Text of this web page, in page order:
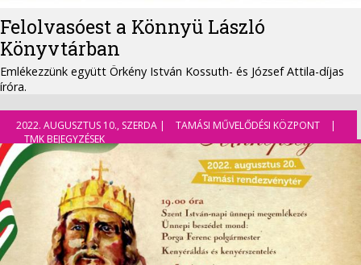
Felolvasóest a Könnyü László
Könyvtárban
Emlékezzünk együtt Örkény István Kossuth- és József Attila-díjas
íróra.
2022. AUGUSZTUS 10., SZERDA | TAMÁSI MŰVELŐDÉSI KÖZPONT
|
TMK BEJEGYZÉSEK